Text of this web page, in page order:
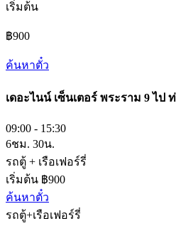
เริ่มต้น
฿900
ค้นหาตั๋ว
เดอะไนน์ เซ็นเตอร์ พระราม 9​ไป
09:00 - 15:30
6ชม. 30น.
รถตู้ + เรือเฟอร์รี่
เริ่มต้น ฿900
ค้นหาตั๋ว
รถตู้+เรือเฟอร์รี่